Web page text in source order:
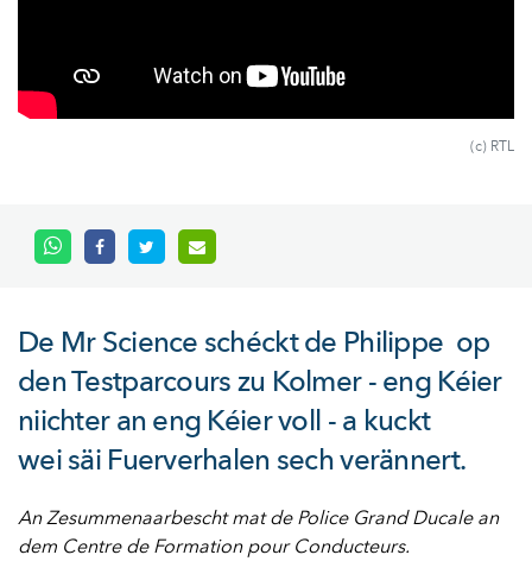
(c) RTL
De Mr Science schéckt de Philippe op
den Testparcours zu Kolmer - eng Kéier
niichter an eng Kéier voll - a kuckt
wei säi Fuerverhalen sech verännert.
An Zesummenaarbescht mat de Police Grand Ducale an
dem Centre de Formation pour Conducteurs.